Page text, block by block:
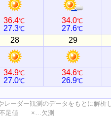
36.4℃
27.3℃
34.0℃
27.6℃
28 29
34.9℃
27.0℃
34.6℃
26.9℃
レーダー観測のデータをもとに解
足値 ×…欠測